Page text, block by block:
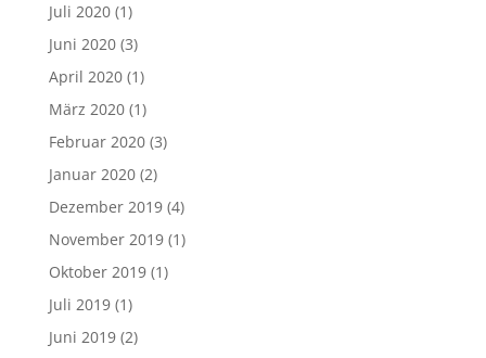
Juli 2020(1)
Juni 2020(3)
April 2020(1)
März 2020(1)
Februar 2020(3)
Januar 2020(2)
Dezember 2019(4)
November 2019(1)
Oktober 2019(1)
Juli 2019(1)
Juni 2019(2)